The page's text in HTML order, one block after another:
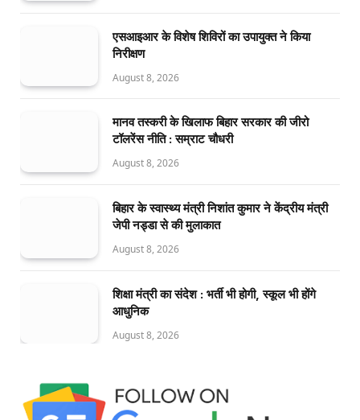
एसआइआर के विशेष शिविरों का उपायुक्त ने किया
निरीक्षण
August 8, 2026
मानव तस्करी के खिलाफ बिहार सरकार की जीरो
टॉलरेंस नीति : सम्राट चौधरी
August 8, 2026
बिहार के स्वास्थ्य मंत्री निशांत कुमार ने केंद्रीय मंत्री
जेपी नड्डा से की मुलाकात
August 8, 2026
शिक्षा मंत्री का संदेश : भर्ती भी होगी, स्कूल भी होंगे
आधुनिक
August 8, 2026